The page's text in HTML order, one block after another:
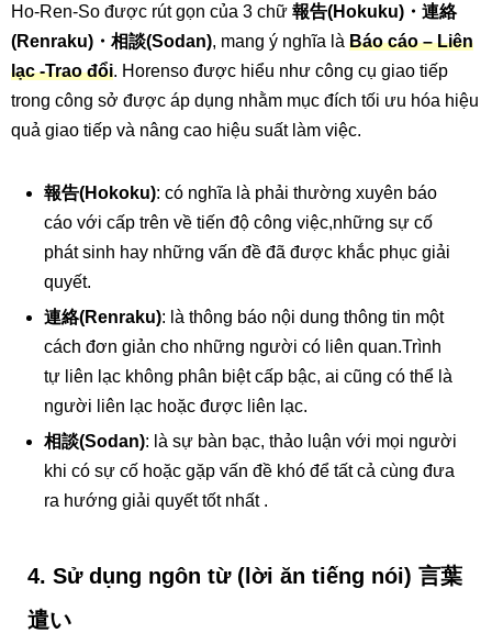
Ho-Ren-So được rút gọn của 3 chữ 報告(Hokuku)・連絡
(Renraku)・相談(Sodan), mang ý nghĩa là Báo cáo – Liên
lạc -Trao đổi. Horenso được hiểu như công cụ giao tiếp
trong công sở được áp dụng nhằm mục đích tối ưu hóa hiệu
quả giao tiếp và nâng cao hiệu suất làm việc.
報告(Hokoku): có nghĩa là phải thường xuyên báo
cáo với cấp trên về tiến độ công việc,những sự cố
phát sinh hay những vấn đề đã được khắc phục giải
quyết.
連絡(Renraku): là thông báo nội dung thông tin một
cách đơn giản cho những người có liên quan.Trình
tự liên lạc không phân biệt cấp bậc, ai cũng có thể là
người liên lạc hoặc được liên lạc.
相談(Sodan): là sự bàn bạc, thảo luận với mọi người
khi có sự cố hoặc gặp vấn đề khó để tất cả cùng đưa
ra hướng giải quyết tốt nhất .
4. Sử dụng ngôn từ (lời ăn tiếng nói) 言葉
遣い